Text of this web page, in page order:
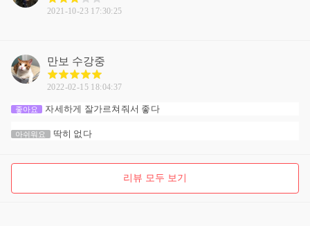
2021-10-23 17:30:25
만보 수강중
2022-02-15 18:04:37
좋아요 자세하게 잘가르쳐줘서 좋다
아쉬워요 딱히 없다
리뷰 모두 보기